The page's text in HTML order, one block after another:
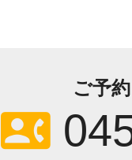
ご予
contact_phone